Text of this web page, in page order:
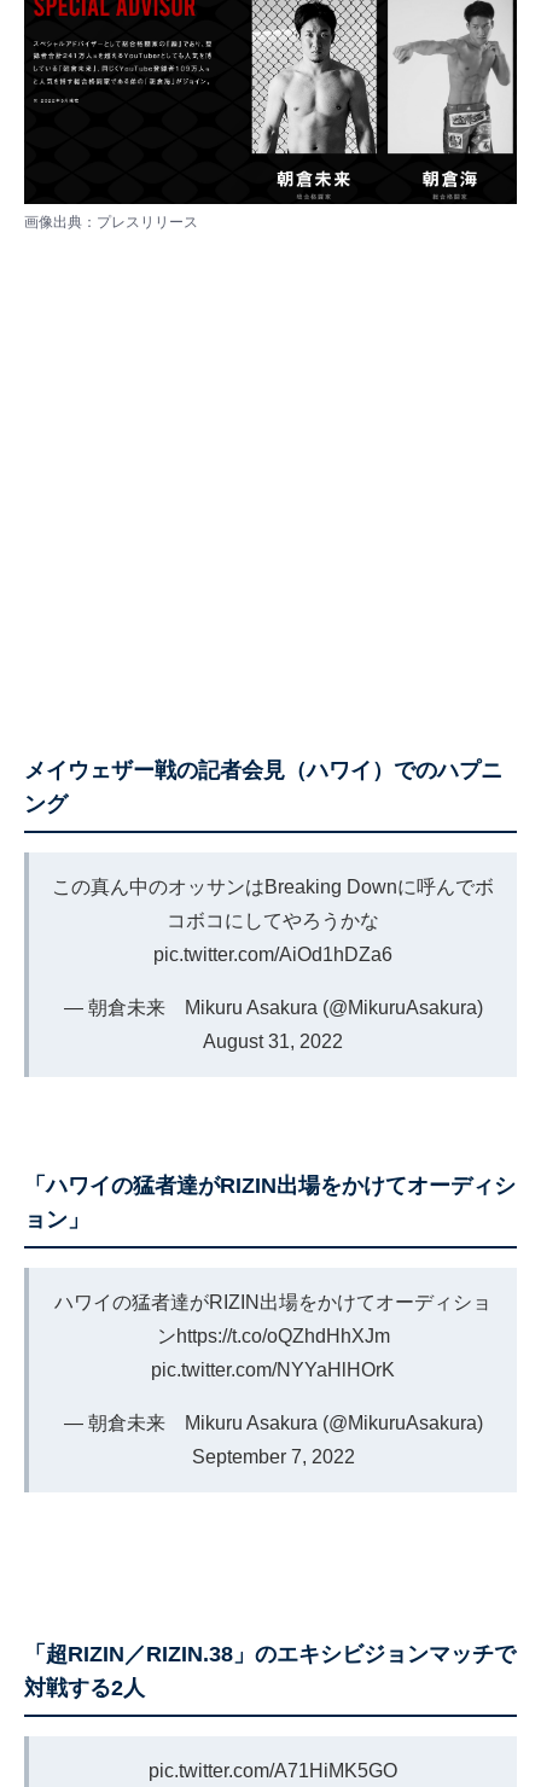
画像出典： プレスリリース
メイウェザー戦の記者会見（ハワイ）でのハプニ
ング
この真ん中のオッサンはBreaking Downに呼んでボ
コボコにしてやろうかな
pic.twitter.com/AiOd1hDZa6
— 朝倉未来 Mikuru Asakura (@MikuruAsakura)
August 31, 2022
「ハワイの猛者達がRIZIN出場をかけてオーディシ
ョン」
ハワイの猛者達がRIZIN出場をかけてオーディショ
ンhttps://t.co/oQZhdHhXJm
pic.twitter.com/NYYaHlHOrK
— 朝倉未来 Mikuru Asakura (@MikuruAsakura)
September 7, 2022
「超RIZIN／RIZIN.38」のエキシビジョンマッチで
対戦する2人
pic.twitter.com/A71HiMK5GO